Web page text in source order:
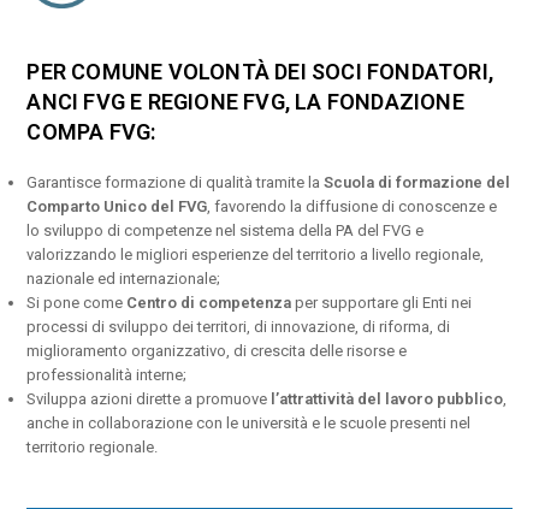
PER COMUNE VOLONTÀ DEI SOCI FONDATORI,
ANCI FVG E REGIONE FVG, LA FONDAZIONE
COMPA FVG:
Garantisce formazione di qualità tramite laScuola di formazione del
Comparto Unico del FVG , favorendo la diffusione di conoscenze e
lo sviluppo di competenze nel sistema della PA del FVG e
valorizzando le migliori esperienze del territorio a livello regionale,
nazionale ed internazionale;
Si pone come Centro di competenza per supportare gli Enti nei
processi di sviluppo dei territori, di innovazione, di riforma, di
miglioramento organizzativo, di crescita delle risorse e
professionalità interne;
Sviluppa azioni dirette a promuove l’attrattività del lavoro pubblico
anche in collaborazione con le università e le scuole presenti nel
territorio regionale.